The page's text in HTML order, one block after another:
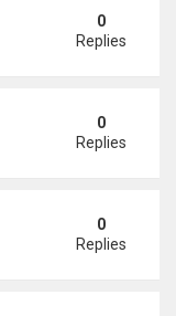
0
Replies
doanh nhân
0
Replies
man, khó qua khỏi
0
Replies